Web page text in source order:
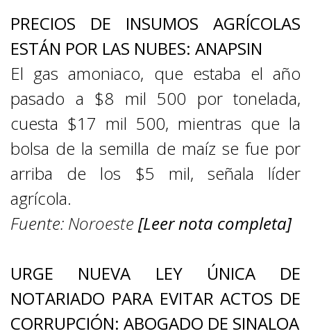
PRECIOS DE INSUMOS AGRÍCOLAS
ESTÁN POR LAS NUBES: ANAPSIN
El gas amoniaco, que estaba el año
pasado a $8 mil 500 por tonelada,
cuesta $17 mil 500, mientras que la
bolsa de la semilla de maíz se fue por
arriba de los $5 mil, señala líder
agrícola.
Fuente: Noroeste [Leer nota completa]
URGE NUEVA LEY ÚNICA DE
NOTARIADO PARA EVITAR ACTOS DE
CORRUPCIÓN: ABOGADO DE SINALOA